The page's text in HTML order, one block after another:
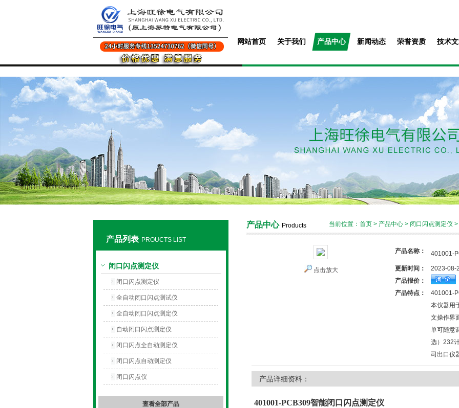
网站首页 关于我们 产品中心 新闻动态 荣誉资质 技术
产品列表 PROUCTS LIST
闭口闪点测定仪
闭口闪点测定仪
全自动闭口闪点测试仪
全自动闭口闪点测定仪
自动闭口闪点测定仪
闭口闪点全自动测定仪
闭口闪点自动测定仪
闭口闪点仪
查看全部产品
产品中心 Products 当前位置： 首页 > 产品中心 > 闭口闪点测定仪 >
点击放大
产品名称： 401001-
更新时间：
2023-08-
产品报价：
产品特点：
401001-
本仪器用
文操作界
单可随意
选）232
司出口仪
产品详细资料：
401001-PCB309智能闭口闪点测定仪